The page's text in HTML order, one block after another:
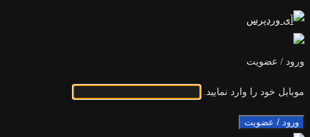
ورود / عضویت
موبایل خود را وارد نمایید.
ورود / عضویت